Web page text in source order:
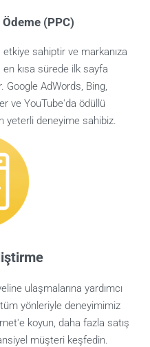
Ödeme (PPC)
etkiye sahiptir ve markanıza
kısa sürede ilk sayfa
AdWords, Bing,
ve YouTube'da ödüllü
yeterli deneyime sahibiz.
ulaşmalarına yardımcı
yönleriyle deneyimimiz
koyun, daha fazla satış
müşteri keşfedin.